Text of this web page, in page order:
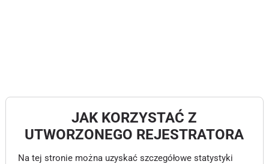
JAK KORZYSTAĆ Z
UTWORZONEGO REJESTRATORA
Na tej stronie można uzyskać szczegółowe statystyki